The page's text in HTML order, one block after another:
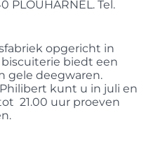
PLOUHARNEL. Tel.
opgericht in
biscuiterie biedt een
gele deegwaren.
kunt u in juli en
21.00 uur proeven